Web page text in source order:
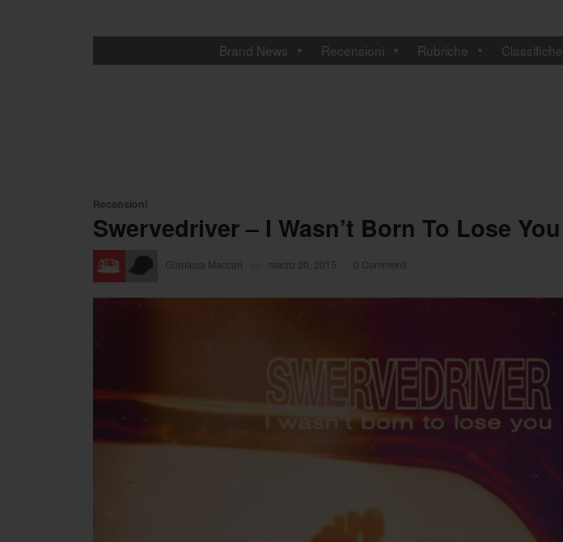
Brand News Recensioni Rubriche Classifiche
Recensioni
Swervedriver – I Wasn’t Born To Lose You
Gianluca Maccari marzo 20, 2015 0 Commenti